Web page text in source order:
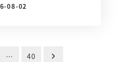
08-02
… 40